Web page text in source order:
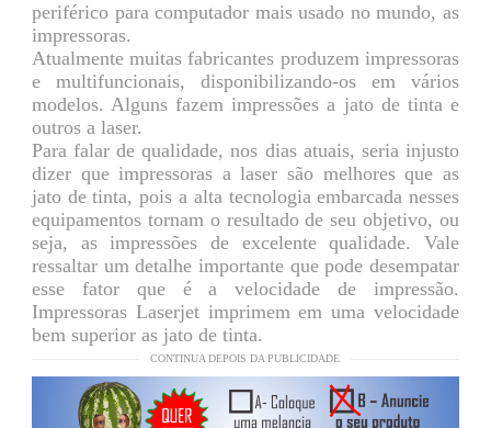
periférico para computador mais usado no mundo, as
impressoras.
Atualmente muitas fabricantes produzem impressoras
e multifuncionais, disponibilizando-os em vários
modelos. Alguns fazem impressões a jato de tinta e
outros a laser.
Para falar de qualidade, nos dias atuais, seria injusto
dizer que impressoras a laser são melhores que as
jato de tinta, pois a alta tecnologia embarcada nesses
equipamentos tornam o resultado de seu objetivo, ou
seja, as impressões de excelente qualidade. Vale
ressaltar um detalhe importante que pode desempatar
esse fator que é a velocidade de impressão.
Impressoras Laserjet imprimem em uma velocidade
bem superior as jato de tinta.
CONTINUA DEPOIS DA PUBLICIDADE